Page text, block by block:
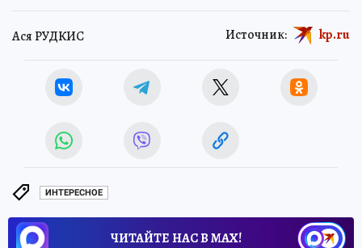
Ася РУДКИС Источник: kp.ru
ИНТЕРЕСНОЕ
ЧИТАЙТЕ НАС В МАХ!